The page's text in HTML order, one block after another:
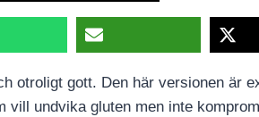
otroligt gott. Den här versionen är
undvika gluten men inte